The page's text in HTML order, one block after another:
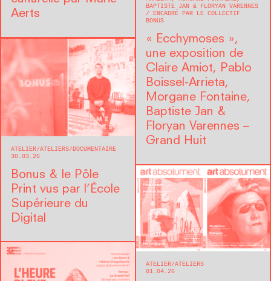
Aerts
BAPTISTE JAN & FLORYAN VARENNES
ENCADRÉ PAR LE COLLECTIF
BONUS
« Ecchymoses »,
une exposition de
Claire Amiot, Pablo
Boissel-Arrieta,
Morgane Fontaine,
Baptiste Jan &
Floryan Varennes –
Grand Huit
ATELIER ATELIERS
DOCUMENTAIRE
30.03.26
Bonus & le Pôle
Print vus par l’École
Supérieure du
Digital
ATELIER ATELIERS
01.04.26